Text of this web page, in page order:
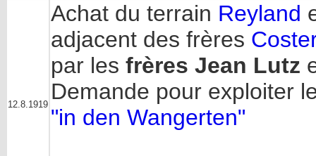
12.8.1919
Achat du terrain Reyland
adjacent des frères
par les frères Jean Lutz
Demande pour exploiter
"in den Wangerten"